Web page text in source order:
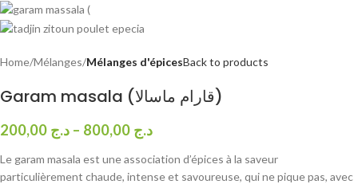
Home Mélanges Mélanges d'épicesBack to products
Garam masala (قارام ماسالا)
د.ج – د.ج
Le garam masala est une association d’épices à la saveur
particulièrement chaude, intense et savoureuse, qui ne pique pas, avec